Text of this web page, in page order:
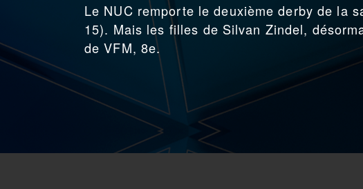
Le NUC remporte le deuxième derby de la
15). Mais les filles de Silvan Zindel,
de VFM, 8e.